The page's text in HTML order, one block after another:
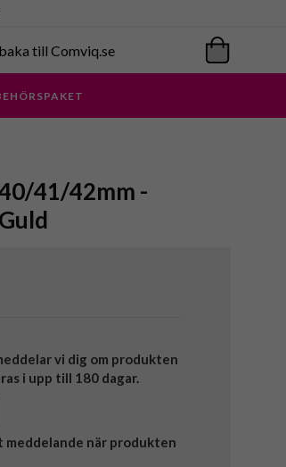
till Comviq.se
41/42mm -
vi dig om produkten
i upp till 180 dagar.
meddelande när produkten